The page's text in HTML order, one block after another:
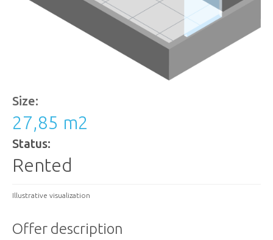
Size:
27,85 m2
Status:
Rented
Illustrative visualization
Offer description